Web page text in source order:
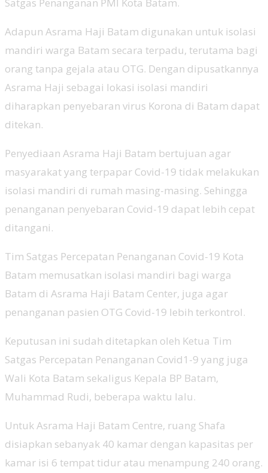
Adapun Asrama Haji Batam digunakan untuk isolasi
mandiri warga Batam secara terpadu, terutama bagi
orang tanpa gejala atau OTG. Dengan dipusatkannya
Asrama Haji sebagai lokasi isolasi mandiri
diharapkan penyebaran virus Korona di Batam dapat
ditekan.
Penyediaan Asrama Haji Batam bertujuan agar
masyarakat yang terpapar Covid-19 tidak melakukan
isolasi mandiri di rumah masing-masing. Sehingga
penanganan penyebaran Covid-19 dapat lebih cepat
ditangani.
Tim Satgas Percepatan Penanganan Covid-19 Kota
Batam memusatkan isolasi mandiri bagi warga
Batam di Asrama Haji Batam Center, juga agar
penanganan pasien OTG Covid-19 lebih terkontrol.
Keputusan ini sudah ditetapkan oleh Ketua Tim
Satgas Percepatan Penanganan Covid1-9 yang juga
Wali Kota Batam sekaligus Kepala BP Batam,
Muhammad Rudi, beberapa waktu lalu.
Untuk Asrama Haji Batam Centre, ruang Shafa
disiapkan sebanyak 40 kamar dengan kapasitas per
kamar isi 6 tempat tidur atau menampung 240 orang.